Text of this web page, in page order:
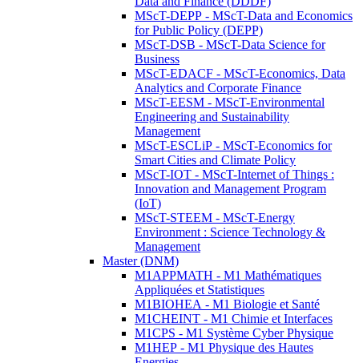
MScT-DEPP - MScT-Data and Economics
for Public Policy (DEPP)
MScT-DSB - MScT-Data Science for
Business
MScT-EDACF - MScT-Economics, Data
Analytics and Corporate Finance
MScT-EESM - MScT-Environmental
Engineering and Sustainability
Management
MScT-ESCLiP - MScT-Economics for
Smart Cities and Climate Policy
MScT-IOT - MScT-Internet of Things :
Innovation and Management Program
(IoT)
MScT-STEEM - MScT-Energy
Environment : Science Technology &
Management
Master (DNM)
M1APPMATH - M1 Mathématiques
Appliquées et Statistiques
M1BIOHEA - M1 Biologie et Santé
M1CHEINT - M1 Chimie et Interfaces
M1CPS - M1 Système Cyber Physique
M1HEP - M1 Physique des Hautes